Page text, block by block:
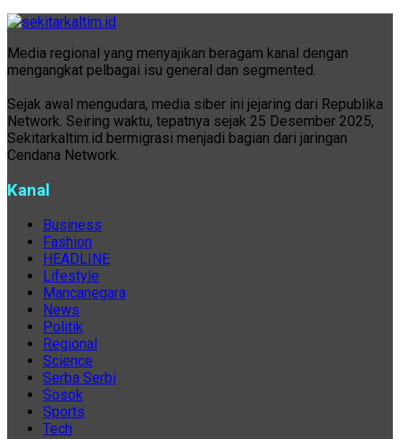
Media regional yang menyajikan beragam kanal dengan
mengangkat pelbagai isu general dan segmented.
Sejak awal mengudara, media siber ini jejaring dari Republika
Network. Seiring waktu, tepatnya sejak 25 Desember 2025,
Sekitarkaltim.id bermigrasi menjadi bagian dari jaringan
Cendana Network.
Kanal
Business
Fashion
HEADLINE
Lifestyle
Mancanegara
News
Politik
Regional
Science
Serba Serbi
Sosok
Sports
Tech